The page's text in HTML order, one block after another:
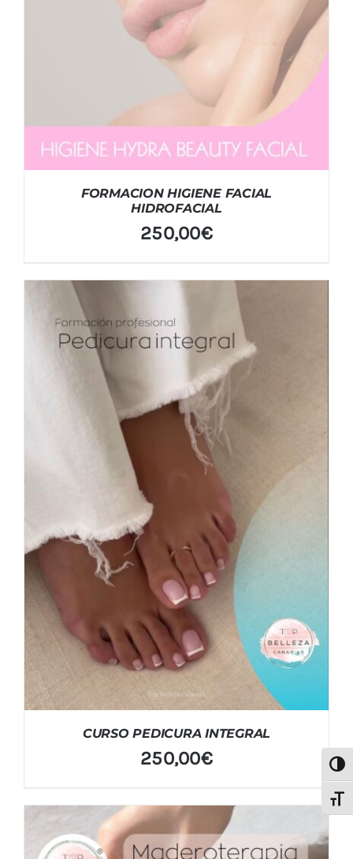
FORMACION HIGIENE FACIAL
HIDROFACIAL
250,00€
CURSO PEDICURA INTEGRAL
250,00€